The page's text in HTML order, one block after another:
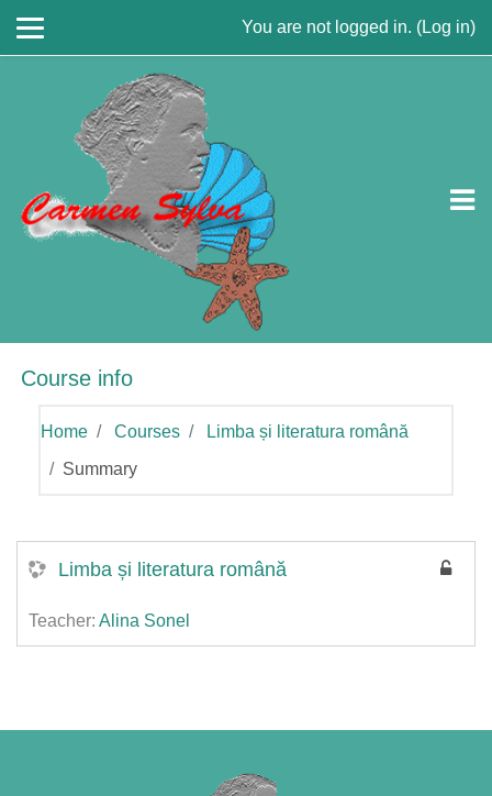
You are not logged in. (Log in)
Course info
Home Courses Limba și literatura română
Summary
Limba și literatura română
Teacher: Alina Sonel